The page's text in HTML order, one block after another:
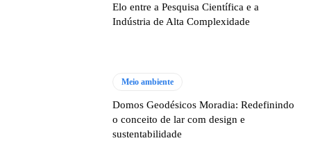
Elo entre a Pesquisa Científica e a
Indústria de Alta Complexidade
Meio ambiente
Domos Geodésicos Moradia: Redefinindo
o conceito de lar com design e
sustentabilidade